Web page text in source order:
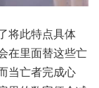
将此特点具体
在里面替这些亡
当亡者完成心